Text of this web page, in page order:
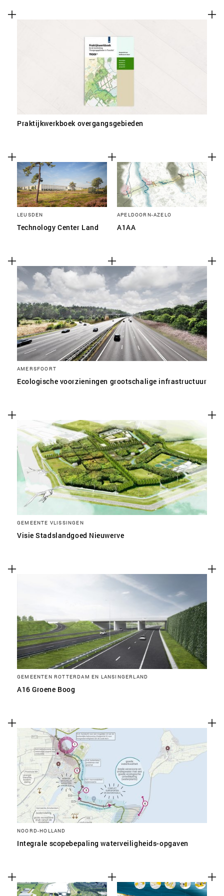
Praktijkwerkboek overgangsgebieden
LEUSDEN
Technology Center Land
APELDOORN-AZELO
A1AA
AMERSFOORT
Ecologische voorzieningen grootschalige infrastructuur
GEMEENTE VLISSINGEN
Visie Stadslandgoed Nieuwerve
GEMEENTEN ROTTERDAM EN LANSINGERLAND
A16 Groene Boog
NOORD-HOLLAND
Integrale scopebepaling waterveiligheids-opgaven
SLA VOORKEUREN OP